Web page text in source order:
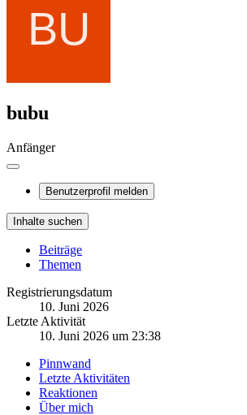
bubu
Anfänger
Benutzerprofil melden
Inhalte suchen
Beiträge
Themen
Registrierungsdatum
10. Juni 2026
Letzte Aktivität
10. Juni 2026 um 23:38
Pinnwand
Letzte Aktivitäten
Reaktionen
Über mich